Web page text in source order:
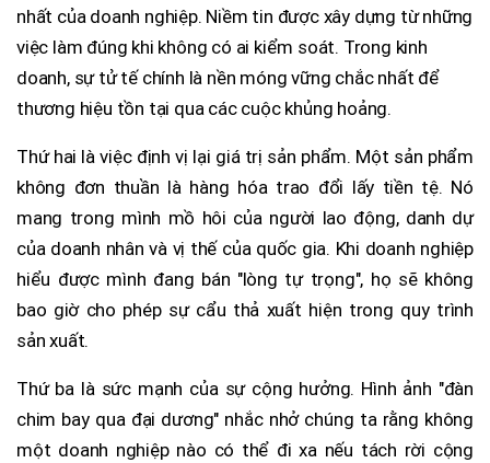
nhất của doanh nghiệp. Niềm tin được xây dựng từ những
việc làm đúng khi không có ai kiểm soát. Trong kinh
doanh, sự tử tế chính là nền móng vững chắc nhất để
thương hiệu tồn tại qua các cuộc khủng hoảng.
Thứ hai là việc định vị lại giá trị sản phẩm. Một sản phẩm
không đơn thuần là hàng hóa trao đổi lấy tiền tệ. Nó
mang trong mình mồ hôi của người lao động, danh dự
của doanh nhân và vị thế của quốc gia. Khi doanh nghiệp
hiểu được mình đang bán "lòng tự trọng", họ sẽ không
bao giờ cho phép sự cẩu thả xuất hiện trong quy trình
sản xuất.
Thứ ba là sức mạnh của sự cộng hưởng. Hình ảnh "đàn
chim bay qua đại dương" nhắc nhở chúng ta rằng không
một doanh nghiệp nào có thể đi xa nếu tách rời cộng